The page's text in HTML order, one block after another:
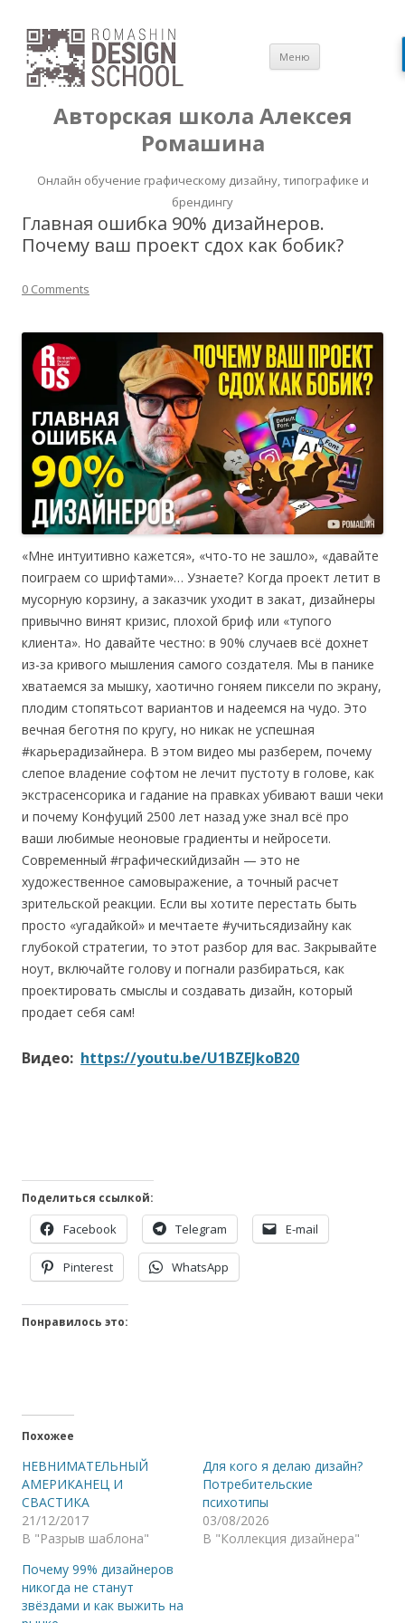
Авторская школа Алексея
Ромашина
Онлайн обучение графическому дизайну, типографике и
брендингу
Меню
содержимому
Главная ошибка 90% дизайнеров.
Почему ваш проект сдох как бобик?
0 Comments
«Мне интуитивно кажется», «что-то не зашло», «давайте
поиграем со шрифтами»… Узнаете? Когда проект летит в
мусорную корзину, а заказчик уходит в закат, дизайнеры
привычно винят кризис, плохой бриф или «тупого
клиента». Но давайте честно: в 90% случаев всё дохнет
из-за кривого мышления самого создателя. Мы в панике
хватаемся за мышку, хаотично гоняем пиксели по экрану,
плодим стопятьсот вариантов и надеемся на чудо. Это
вечная беготня по кругу, но никак не успешная
#карьерадизайнера. В этом видео мы разберем, почему
слепое владение софтом не лечит пустоту в голове, как
экстрасенсорика и гадание на правках убивают ваши чеки
и почему Конфуций 2500 лет назад уже знал всё про
ваши любимые неоновые градиенты и нейросети.
Современный #графическийдизайн — это не
художественное самовыражение, а точный расчет
зрительской реакции. Если вы хотите перестать быть
просто «угадайкой» и мечтаете #учитьсядизайну как
глубокой стратегии, то этот разбор для вас. Закрывайте
ноут, включайте голову и погнали разбираться, как
проектировать смыслы и создавать дизайн, который
продает себя сам!
Видео: https://youtu.be/U1BZEJkoB20
Поделиться ссылкой:
Facebook Telegram E-mail
Pinterest WhatsApp
Понравилось это:
Похожее
НЕВНИМАТЕЛЬНЫЙ
АМЕРИКАНЕЦ И
СВАСТИКА
21/12/2017
В "Разрыв шаблона"
Для кого я делаю дизайн?
Потребительские
психотипы
03/08/2026
В "Коллекция дизайнера"
Почему 99% дизайнеров
никогда не станут
звёздами и как выжить на